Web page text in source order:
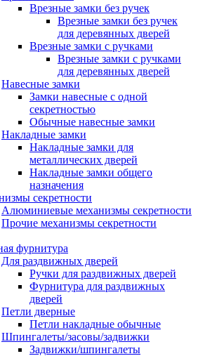
Врезные замки без ручек
Врезные замки без ручек
для деревянных дверей
Врезные замки с ручками
Врезные замки с ручками
для деревянных дверей
Навесные замки
Замки навесные с одной
секретностью
Обычные навесные замки
Накладные замки
Накладные замки для
металлических дверей
Накладные замки общего
назначения
секретности
Алюминиевые механизмы секретности
Прочие механизмы секретности
фурнитура
Для раздвижных дверей
Ручки для раздвижных дверей
Фурнитура для раздвижных
дверей
Петли дверные
Петли накладные обычные
Шпингалеты/засовы/задвижки
Задвижки/шпингалеты